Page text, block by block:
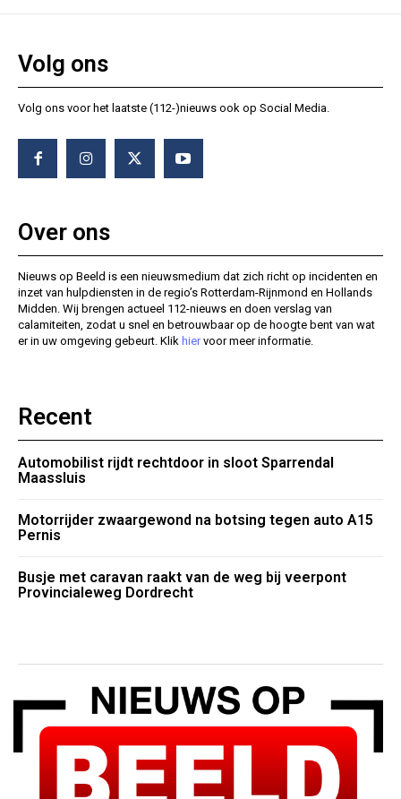
Volg ons
Volg ons voor het laatste (112-)nieuws ook op Social Media.
Over ons
Nieuws op Beeld is een nieuwsmedium dat zich richt op incidenten en
inzet van hulpdiensten in de regio’s Rotterdam-Rijnmond en Hollands
Midden. Wij brengen actueel 112-nieuws en doen verslag van
calamiteiten, zodat u snel en betrouwbaar op de hoogte bent van wat
er in uw omgeving gebeurt. Klik hiervoor meer informatie.
Recent
Automobilist rijdt rechtdoor in sloot Sparrendal
Maassluis
Motorrijder zwaargewond na botsing tegen auto A15
Pernis
Busje met caravan raakt van de weg bij veerpont
Provincialeweg Dordrecht